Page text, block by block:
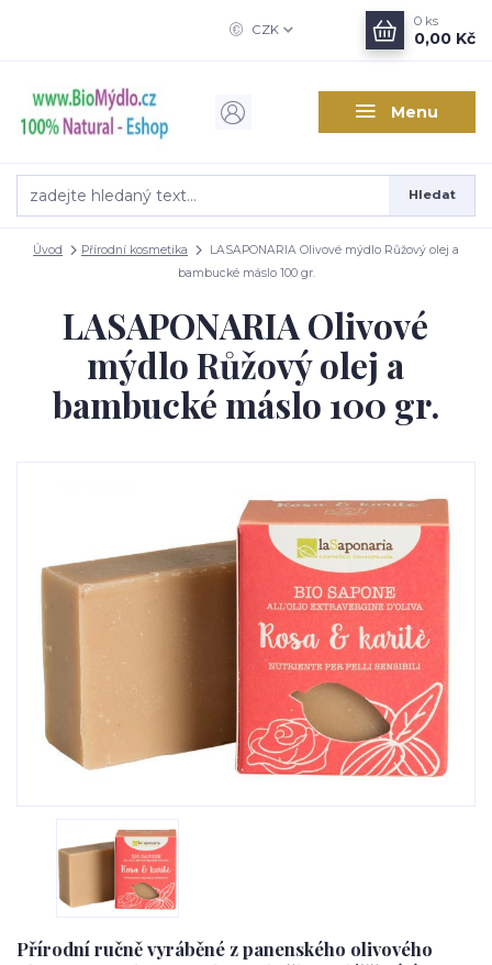
Menu
CZK
Hledat
0 ks
0,00 Kč
Úvod Přírodní kosmetika
LASAPONARIA Olivové mýdlo Růžový olej a
bambucké máslo 100 gr.
LASAPONARIA Olivové
mýdlo Růžový olej a
bambucké máslo 100 gr.
Přírodní ručně vyráběné z panenského olivového